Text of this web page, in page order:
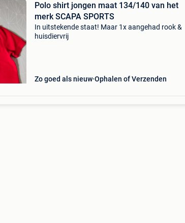
Polo shirt jongen maat 134/140 van het
merk SCAPA SPORTS
In uitstekende staat! Maar 1x aangehad rook &
huisdiervrij
Zo goed als nieuw Ophalen of Verzenden